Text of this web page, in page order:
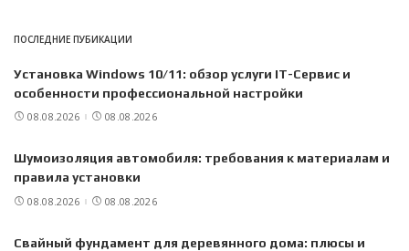
ПОСЛЕДНИЕ ПУБИКАЦИИ
Установка Windows 10/11: обзор услуги IT-Сервис и
особенности профессиональной настройки
08.08.2026 08.08.2026
Шумоизоляция автомобиля: требования к материалам и
правила установки
08.08.2026 08.08.2026
Свайный фундамент для деревянного дома: плюсы и